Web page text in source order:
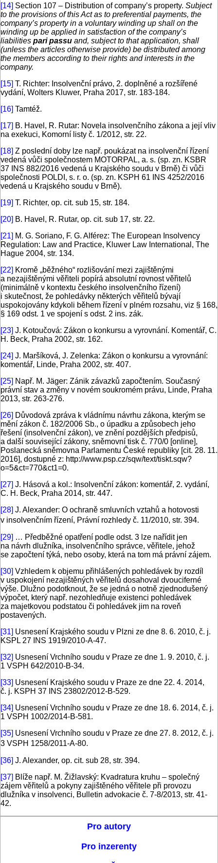
[14] Section 107 – Distribution of company’s property. Subject
to the provisions of this Act as to preferential payments, the
company’s property in a voluntary winding up shall on the
winding up be applied in satisfaction of the company’s
liabilities pari passu and, subject to that application, shall
(unless the articles otherwise provide) be distributed among
the members according to their rights and interests in the
company.
[15] T. Richter: Insolvenční právo, 2. doplněné a rozšířené
vydání, Wolters Kluwer, Praha 2017, str. 183-184.
[16] Tamtéž.
[17] B. Havel, R. Rutar: Novela insolvenčního zákona a její vliv
na exekuci, Komorní listy č. 1/2012, str. 22.
[18] Z poslední doby lze např. poukázat na insolvenční řízení
vedená vůči společnostem MOTORPAL, a. s. (sp. zn. KSBR
37 INS 882/2016 vedená u Krajského soudu v Brně) či vůči
společnosti POLDI, s. r. o. (sp. zn. KSPH 61 INS 4252/2016
vedená u Krajského soudu v Brně).
[19] T. Richter, op. cit. sub 15, str. 184.
[20] B. Havel, R. Rutar, op. cit. sub 17, str. 22.
[21] M. G. Soriano, F. G. Alférez: The European Insolvency
Regulation: Law and Practice, Kluwer Law International, The
Hague 2004, str. 134.
[22] Kromě „běžného“ rozlišování mezi zajištěnými
a nezajištěnými věřiteli popírá absolutní rovnost věřitelů
(minimálně v kontextu českého insolvenčního řízení)
i skutečnost, že pohledávky některých věřitelů bývají
uspokojovány kdykoli během řízení v plném rozsahu, viz § 168,
§ 169 odst. 1 ve spojení s odst. 2 ins. zák.
[23] J. Kotoučová: Zákon o konkursu a vyrovnání. Komentář, C.
H. Beck, Praha 2002, str. 162.
[24] J. Maršíková, J. Zelenka: Zákon o konkursu a vyrovnání:
komentář, Linde, Praha 2002, str. 407.
[25] Např. M. Jäger: Zánik závazků započtením. Současný
právní stav a změny v novém soukromém právu, Linde, Praha
2013, str. 263-276.
[26] Důvodová zpráva k vládnímu návrhu zákona, kterým se
mění zákon č. 182/2006 Sb., o úpadku a způsobech jeho
řešení (insolvenční zákon), ve znění pozdějších předpisů,
a další související zákony, sněmovní tisk č. 770/0 [online],
Poslanecká sněmovna Parlamentu České republiky [cit. 28. 11.
2016], dostupné z: http://www.psp.cz/sqw/text/tiskt.sqw?
o=5&ct=770&ct1=0.
[27] J. Hásová a kol.: Insolvenční zákon: komentář, 2. vydání,
C. H. Beck, Praha 2014, str. 447.
[28] J. Alexander: O ochraně smluvních vztahů a hotovosti
v insolvenčním řízení, Právní rozhledy č. 11/2010, str. 394.
[29] … Předběžné opatření podle odst. 3 lze nařídit jen
na návrh dlužníka, insolvenčního správce, věřitele, jehož
se započtení týká, nebo osoby, která na tom má právní zájem.
[30] Vzhledem k objemu přihlášených pohledávek by rozdíl
v uspokojení nezajištěných věřitelů dosahoval dvouciferné
výše. Dlužno podotknout, že se jedná o notně zjednodušený
výpočet, který např. nezohledňuje existenci pohledávek
za majetkovou podstatou či pohledávek jim na roveň
postavených.
[31] Usnesení Krajského soudu v Plzni ze dne 8. 6. 2010, č. j.
KSPL 27 INS 1919/2010-A-47.
[32] Usnesení Vrchního soudu v Praze ze dne 1. 9. 2010, č. j.
1 VSPH 642/2010-B-34.
[33] Usnesení Krajského soudu v Praze ze dne 22. 4. 2014,
č. j. KSPH 37 INS 23802/2012-B-529.
[34] Usnesení Vrchního soudu v Praze ze dne 18. 6. 2014, č. j.
1 VSPH 1002/2014-B-581.
[35] Usnesení Vrchního soudu v Praze ze dne 27. 8. 2012, č. j.
3 VSPH 1258/2011-A-80.
[36] J. Alexander, op. cit. sub 28, str. 394.
[37] Blíže např. M. Žižlavský: Kvadratura kruhu – společný
zájem věřitelů a pokyny zajištěného věřitele při provozu
dlužníka v insolvenci, Bulletin advokacie č. 7-8/2013, str. 41-
42.
Pro autory
Pro inzerenty